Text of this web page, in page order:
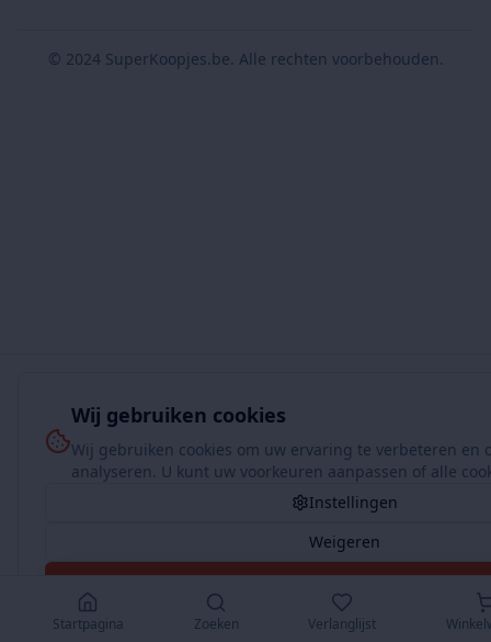
Wij gebruiken cookies
Wij gebruiken cookies om uw ervaring te verbeteren en
analyseren. U kunt uw voorkeuren aanpassen of alle
Instellingen
Weigeren
Accepteer Alles
© 2024 SuperKoopjes.be. Alle rechten voorbehouden.
Startpagina Zoeken Verlanglijst